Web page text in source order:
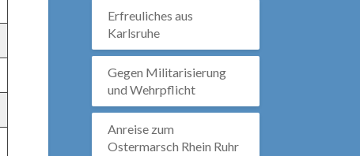
Erfreuliches aus
Karlsruhe
Gegen Militarisierung
und Wehrpflicht
Anreise zum
Ostermarsch Rhein Ruhr